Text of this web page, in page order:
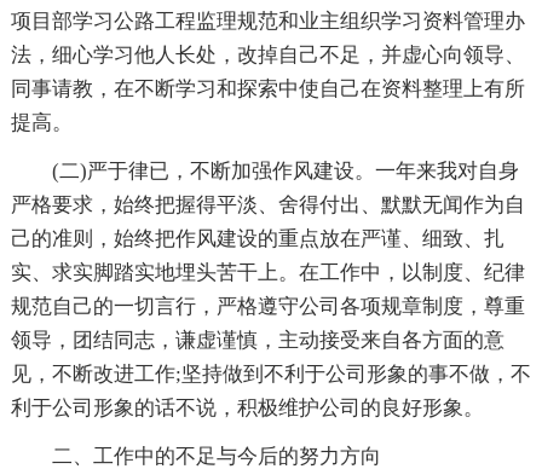
项目部学习公路工程监理规范和业主组织学习资料管理办
法，细心学习他人长处，改掉自己不足，并虚心向领导、
同事请教，在不断学习和探索中使自己在资料整理上有所
提高。
(二)严于律已，不断加强作风建设。一年来我对自身
严格要求，始终把握得平淡、舍得付出、默默无闻作为自
己的准则，始终把作风建设的重点放在严谨、细致、扎
实、求实脚踏实地埋头苦干上。在工作中，以制度、纪律
规范自己的一切言行，严格遵守公司各项规章制度，尊重
领导，团结同志，谦虚谨慎，主动接受来自各方面的意
见，不断改进工作;坚持做到不利于公司形象的事不做，不
利于公司形象的话不说，积极维护公司的良好形象。
二、工作中的不足与今后的努力方向